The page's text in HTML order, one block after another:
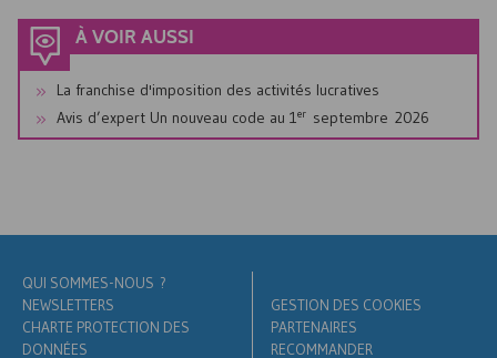
À VOIR AUSSI
La franchise d'imposition des activités lucratives
Avis d’expert Un nouveau code au 1er septembre 2026
QUI SOMMES-NOUS ?
NEWSLETTERS
CHARTE PROTECTION DES
DONNÉES
GESTION DES COOKIES
PARTENAIRES
RECOMMANDER